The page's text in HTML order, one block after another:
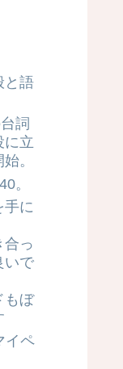
と語
詞
に立
。
。
手に
合っ
いで
もぼ
イペ